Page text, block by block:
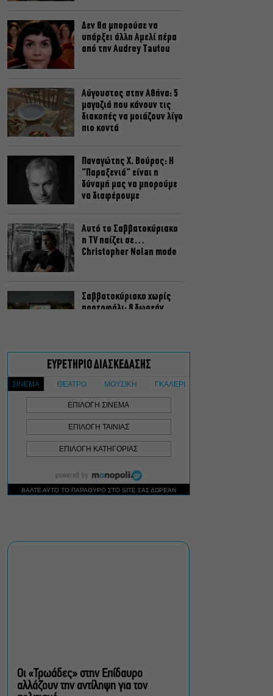
Δεν θα μπορούσε να
υπάρξει άλλη Αμελί πέρα
από την Audrey Tautou
Αύγουστος στην Αθήνα: 5
μαγαζιά που κάνουν τις
διακοπές να μοιάζουν λίγο
πιο κοντά
Παναγώτης Χ. Βούρος: Η
“Παραξενιά” είναι η
δύναμή μας να μπορούμε
να διαφέρουμε
Αυτό το Σαββατοκύριακο
η TV παίζει σε…
Christopher Nolan mode
Σαββατοκύριακο χωρίς
πορτοφόλι: 8 δωρεάν
Οι Λέξεις των Άλλων, του
χρόνο στο Θέατρο Άβατον
Δικός σου, Φραντς: Η
παράσταση του
Αλέξανδρου Διαμαντή
Ευαγγελική Εκκλησία
Σωτήρη Τσαφούλια
Οι «Τρωάδες» στην Επίδαυρο
αλλάζουν την αντίληψη για τον